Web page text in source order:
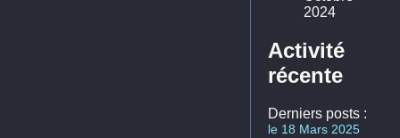
2024
Activité
récente
Derniers posts :
le 18 Mars 2025